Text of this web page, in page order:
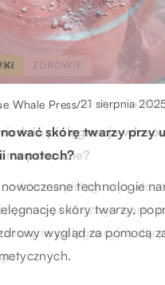
ZDROWIE
/12 września 2023
zespołu Aspergera,
interakcji objawów
Odkryj, jak
na codzienne życie.
Whale Press/21 sierpnia
skórę twarzy przy
nanotech?
technologie
skóry twarzy,
wygląd za pomocą
ZDROWIE
Whale Press/10 stycznia
pielęgnacja
pielęgnacja
i dlaczego warto
rutynę pielęgnacyjną dla